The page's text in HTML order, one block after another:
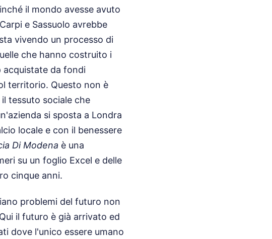
il mondo avesse avuto
e Sassuolo avrebbe
vivendo un processo di
che hanno costruito i
acquistate da fondi
territorio. Questo non è
tessuto sociale che
si sposta a Londra
locale e con il benessere
Di Modena è una
su un foglio Excel e delle
cinque anni.
problemi del futuro non
il futuro è già arrivato ed
dove l'unico essere umano